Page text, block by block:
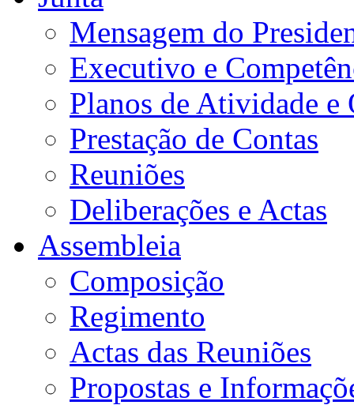
Mensagem do
Executivo e
Planos de Atividade e
Prestação de Contas
Reuniões
Deliberações e Actas
Assembleia
Composição
Regimento
Actas das Reuniões
Propostas e